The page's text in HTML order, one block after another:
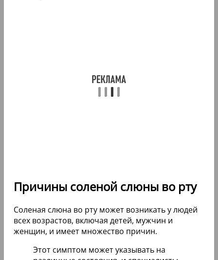
Причины соленой слюны во рту
Соленая слюна во рту может возникать у людей
всех возрастов, включая детей, мужчин и
женщин, и имеет множество причин.
Этот симптом может указывать на